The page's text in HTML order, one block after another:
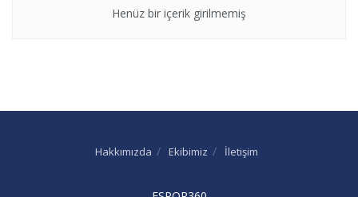
Henüz bir içerik girilmemiş
Hakkımızda Ekibimiz İletişim